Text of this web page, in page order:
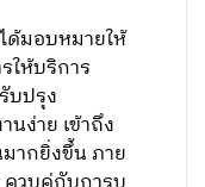
ด้มอบหมายให้
ให้บริการ
บปรุง
นง่าย เข้าถึง
ากยิ่งขึ้น ภาย